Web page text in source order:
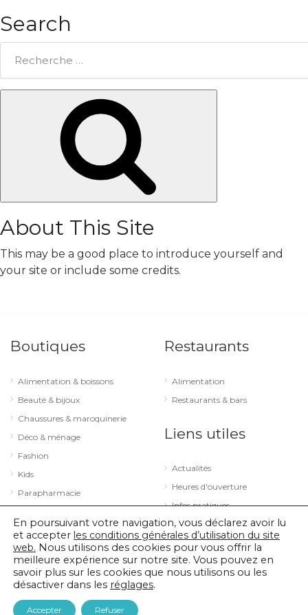
Search
About This Site
This may be a good place to introduce yourself and
your site or include some credits.
Boutiques
Alimentation & boissons
Beauté & bijoux
Chaussures & maroquinerie
Déco & ménage
Fashion
Kids
Parapharmacie
Sport & loisirs
Technologie & optique
Restaurants
Alimentation
Restaurants & bars
Liens utiles
Actualités
Heures d'ouverture
Infos pratiques
© 2026 City Concorde |Mentions légales
En poursuivant votre navigation, vous déclarez avoir lu
et accepter les conditions générales d’utilisation du site
web. Nous utilisons des cookies pour vous offrir la
meilleure expérience sur notre site. Vous pouvez en
savoir plus sur les cookies que nous utilisons ou les
désactiver dans les réglages.
Accepter Refuser